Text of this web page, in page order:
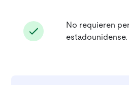
No requieren
estadounidense.